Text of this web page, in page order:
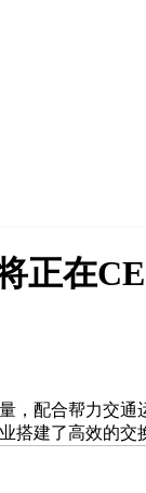
正在
配合帮力交通
搭建了高效的